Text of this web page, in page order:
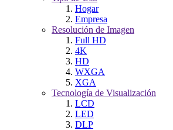
Hogar
Empresa
Resolución de Imagen
Full HD
4K
HD
WXGA
XGA
Tecnología de Visualización
LCD
LED
DLP